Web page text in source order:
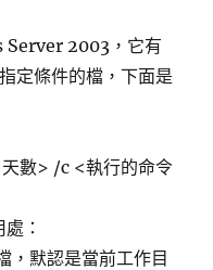
Server 2003，它有
定條件的檔，下面是
數> /c <執行的命令
：
，默認是當前工作目